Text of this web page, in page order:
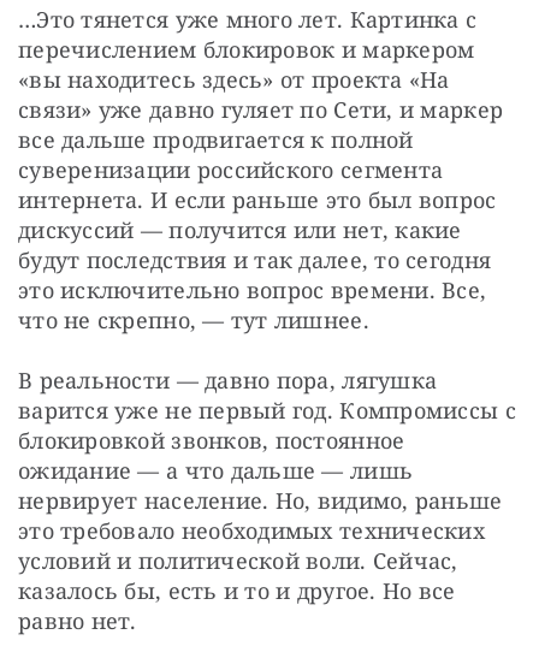
…Это тянется уже много лет. Картинка с
перечислением блокировок и маркером
«вы находитесь здесь» от проекта «На
связи» уже давно гуляет по Сети, и маркер
все дальше продвигается к полной
суверенизации российского сегмента
интернета. И если раньше это был вопрос
дискуссий — получится или нет, какие
будут последствия и так далее, то сегодня
это исключительно вопрос времени. Все,
что не скрепно, — тут лишнее.
В реальности — давно пора, лягушка
варится уже не первый год. Компромиссы с
блокировкой звонков, постоянное
ожидание — а что дальше — лишь
нервирует население. Но, видимо, раньше
это требовало необходимых технических
условий и политической воли. Сейчас,
казалось бы, есть и то и другое. Но все
равно нет.